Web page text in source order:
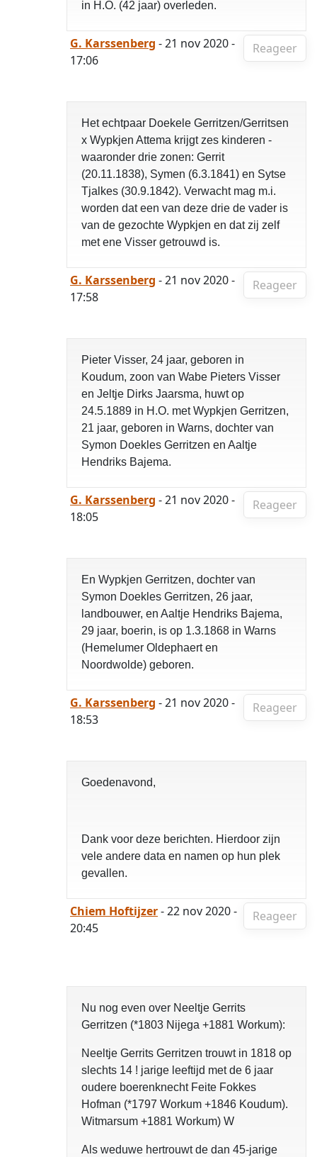
in H.O. (42 jaar) overleden.
Reageer
G. Karssenberg - 21 nov 2020 -
17:06
Het echtpaar Doekele Gerritzen/Gerritsen
x Wypkjen Attema krijgt zes kinderen -
waaronder drie zonen: Gerrit
(20.11.1838), Symen (6.3.1841) en Sytse
Tjalkes (30.9.1842). Verwacht mag m.i.
worden dat een van deze drie de vader is
van de gezochte Wypkjen en dat zij zelf
met ene Visser getrouwd is.
Reageer
G. Karssenberg - 21 nov 2020 -
17:58
Pieter Visser, 24 jaar, geboren in
Koudum, zoon van Wabe Pieters Visser
en Jeltje Dirks Jaarsma, huwt op
24.5.1889 in H.O. met Wypkjen Gerritzen,
21 jaar, geboren in Warns, dochter van
Symon Doekles Gerritzen en Aaltje
Hendriks Bajema.
Reageer
G. Karssenberg - 21 nov 2020 -
18:05
En Wypkjen Gerritzen, dochter van
Symon Doekles Gerritzen, 26 jaar,
landbouwer, en Aaltje Hendriks Bajema,
29 jaar, boerin, is op 1.3.1868 in Warns
(Hemelumer Oldephaert en
Noordwolde) geboren.
Reageer
G. Karssenberg - 21 nov 2020 -
18:53
Goedenavond,
Dank voor deze berichten. Hierdoor zijn
vele andere data en namen op hun plek
gevallen.
Reageer
Chiem Hoftijzer- 22 nov 2020 -
20:45
Nu nog even over Neeltje Gerrits
Gerritzen (*1803 Nijega +1881 Workum):
Neeltje Gerrits Gerritzen trouwt in 1818 op
slechts 14 ! jarige leeftijd met de 6 jaar
oudere boerenknecht Feite Fokkes
Hofman (*1797 Workum +1846 Koudum).
Witmarsum +1881 Workum) W
Als weduwe hertrouwt de dan 45-jarige